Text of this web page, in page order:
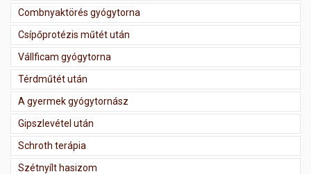
Combnyaktörés gyógytorna
Csípőprotézis műtét után
Vállficam gyógytorna
Térdműtét után
A gyermek gyógytornász
Gipszlevétel után
Schroth terápia
Szétnyílt hasizom